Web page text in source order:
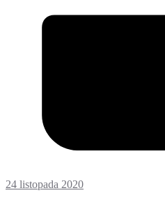
24 listopada 2020